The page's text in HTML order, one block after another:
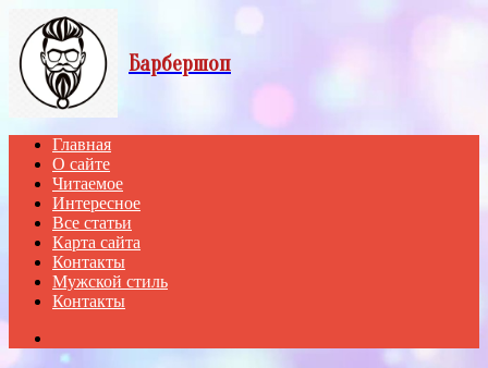
Барбершоп
Главная
О сайте
Читаемое
Интересное
Все статьи
Карта сайта
Контакты
Мужской стиль
Контакты
for